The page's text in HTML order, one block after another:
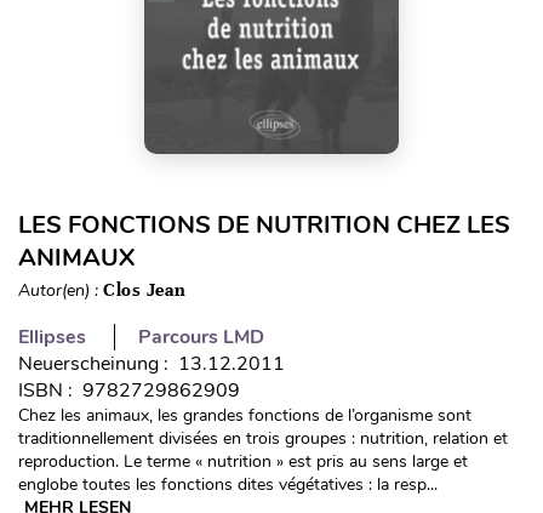
LES FONCTIONS DE NUTRITION CHEZ LES
ANIMAUX
Autor(en) : Clos Jean
Ellipses
Parcours LMD
Neuerscheinung : 13.12.2011
ISBN : 9782729862909
Chez les animaux, les grandes fonctions de l’organisme sont
traditionnellement divisées en trois groupes : nutrition, relation et
reproduction. Le terme « nutrition » est pris au sens large et
englobe toutes les fonctions dites végétatives : la resp...
MEHR LESEN